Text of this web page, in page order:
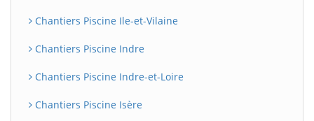
Chantiers Piscine Ile-et-Vilaine
Chantiers Piscine Indre
Chantiers Piscine Indre-et-Loire
Chantiers Piscine Isère